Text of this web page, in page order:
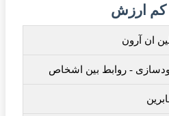
ارزش
ان آرون
- روابط بین اشخاص